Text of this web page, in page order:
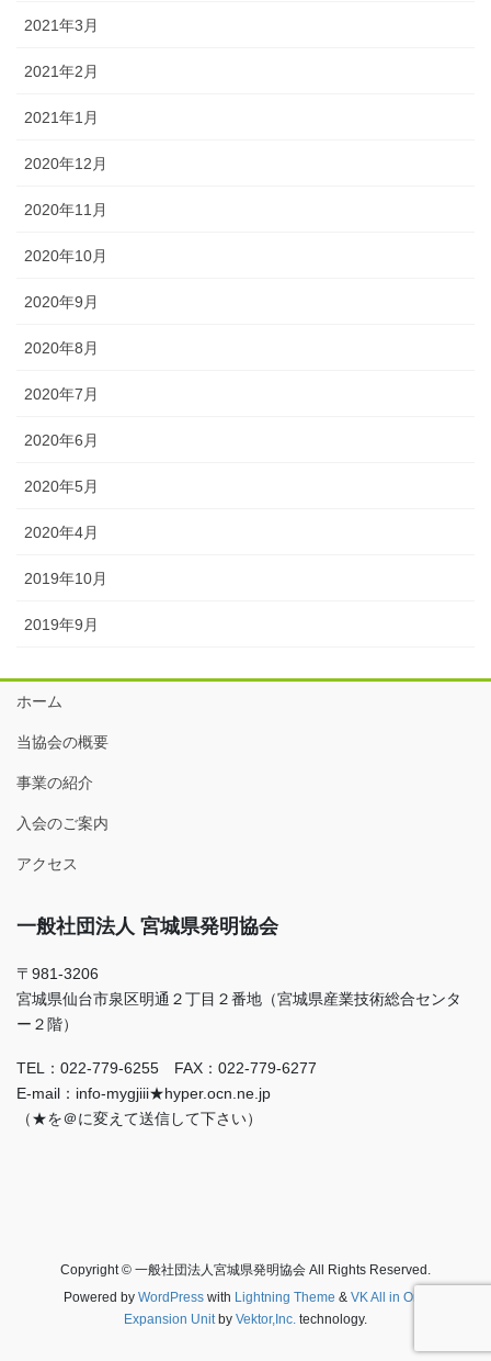
2021年3月
2021年2月
2021年1月
2020年12月
2020年11月
2020年10月
2020年9月
2020年8月
2020年7月
2020年6月
2020年5月
2020年4月
2019年10月
2019年9月
ホーム
当協会の概要
事業の紹介
入会のご案内
アクセス
一般社団法人 宮城県発明協会
〒981-3206
宮城県仙台市泉区明通２丁目２番地（宮城県産業技術総合センタ
ー２階）
TEL：022-779-6255 FAX：022-779-6277
E-mail：info-mygjiii★hyper.ocn.ne.jp
（★を＠に変えて送信して下さい）
Copyright © 一般社団法人宮城県発明協会 All Rights Reserved.
Powered by WordPresswith Lightning Theme & VK All in One
Expansion Unit by Vektor,Inc. technology.